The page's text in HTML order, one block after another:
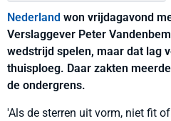
Nederland won vrijdagavond
Verslaggever Peter
wedstrijd spelen, maar dat lag
thuisploeg. Daar zakten
de ondergrens.
'Als de sterren uit vorm, niet fit